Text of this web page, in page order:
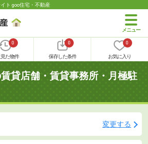
ト goo住宅・不動産
0
た物件
0
保存した条件
0
お気に入り
貸店舗・賃貸事務所・月極駐
変更する